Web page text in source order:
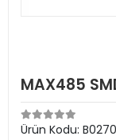
MAX485
Ürün Kodu: B0270